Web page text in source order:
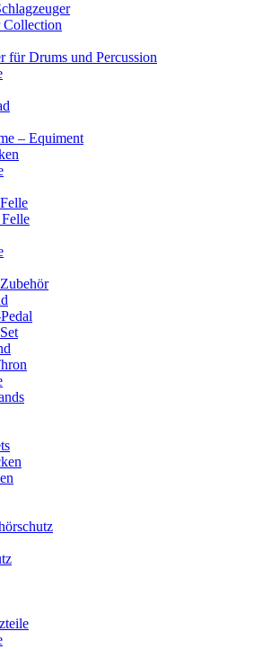
Collection
für Drums und Percussion
– Equiment